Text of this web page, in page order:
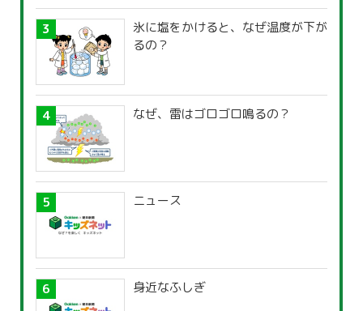
氷に塩をかけると、なぜ温度が下が
るの？
なぜ、雷はゴロゴロ鳴るの？
ニュース
身近なふしぎ